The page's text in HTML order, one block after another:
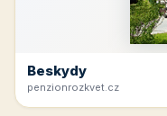
Beskydy
penzionrozkvet.cz